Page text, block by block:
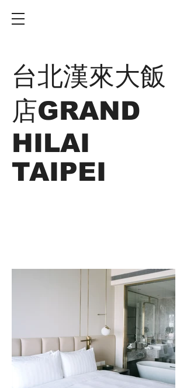
台北漢來大飯
店GRAND
HILAI
TAIPEI